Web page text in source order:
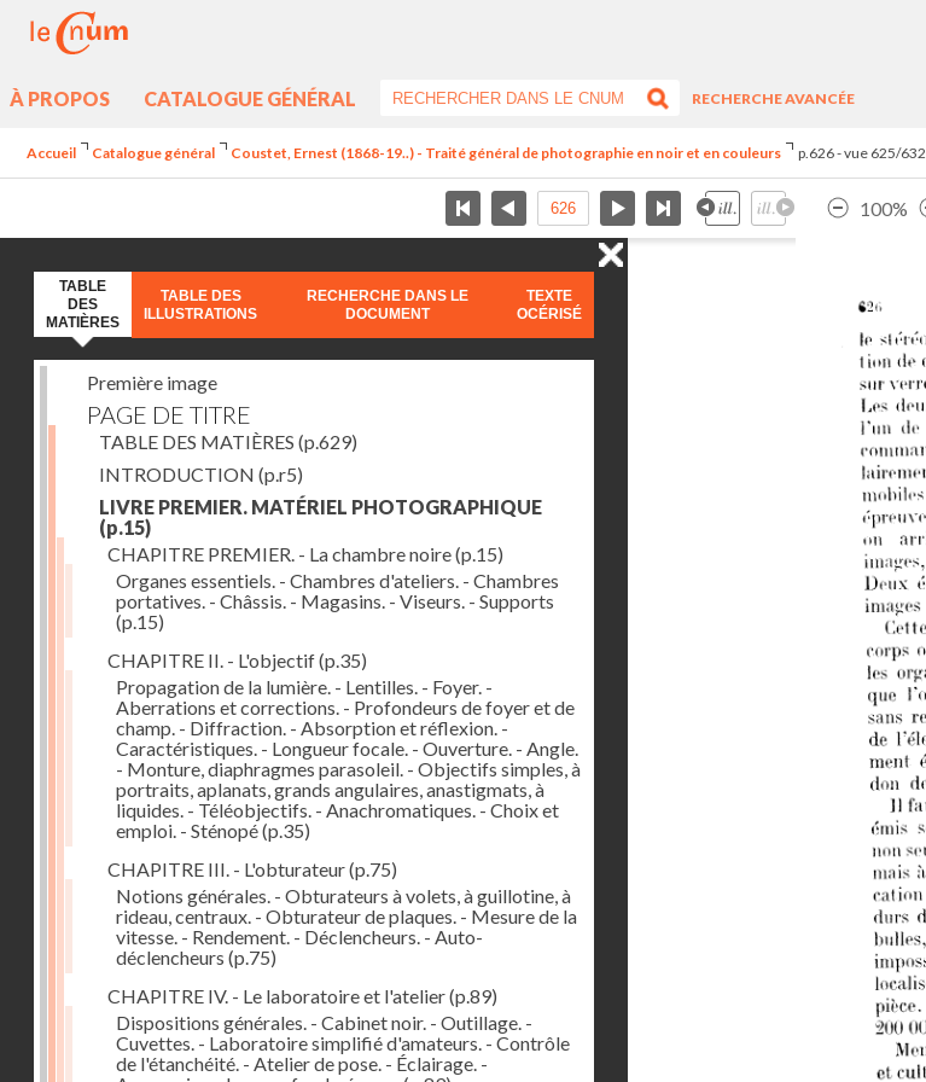
À PROPOS CATALOGUE GÉNÉRAL
RECHERCHE AVANCÉE
Accueil Catalogue général Coustet, Ernest (1868-19..) - Traité général de photographie en noir et en couleurs p.626 - vue 625/632
100%
TABLE
DES
MATIÈRES
TABLE DES
ILLUSTRATIONS
RECHERCHE DANS LE
DOCUMENT
TEXTE
OCÉRISÉ
Première image
PAGE DE TITRE
TABLE DES MATIÈRES (p.629)
INTRODUCTION (p.r5)
LIVRE PREMIER. MATÉRIEL PHOTOGRAPHIQUE
(p.15)
CHAPITRE PREMIER. - La chambre noire(p.15)
Organes essentiels. - Chambres d'ateliers. - Chambres
portatives. - Châssis. - Magasins. - Viseurs. - Supports
(p.15)
CHAPITRE II. - L'objectif(p.35)
Propagation de la lumière. - Lentilles. - Foyer. -
Aberrations et corrections. - Profondeurs de foyer et de
champ. - Diffraction. - Absorption et réflexion. -
Caractéristiques. - Longueur focale. - Ouverture. - Angle.
- Monture, diaphragmes parasoleil. - Objectifs simples, à
portraits, aplanats, grands angulaires, anastigmats, à
liquides. - Téléobjectifs. - Anachromatiques. - Choix et
emploi. - Sténopé(p.35)
CHAPITRE III. - L'obturateur(p.75)
Notions générales. - Obturateurs à volets, à guillotine, à
rideau, centraux. - Obturateur de plaques. - Mesure de la
vitesse. - Rendement. - Déclencheurs. - Auto-
déclencheurs (p.75)
CHAPITRE IV. - Le laboratoire et l'atelier(p.89)
Dispositions générales. - Cabinet noir. - Outillage. -
Cuvettes. - Laboratoire simplifié d'amateurs. - Contrôle
de l'étanchéité. - Atelier de pose. - Éclairage. -